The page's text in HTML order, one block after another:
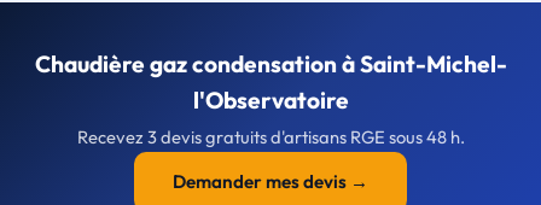
Chaudière gaz condensation à Saint-Michel-
l'Observatoire
Recevez 3 devis gratuits d'artisans RGE sous 48 h.
Demander mes devis →